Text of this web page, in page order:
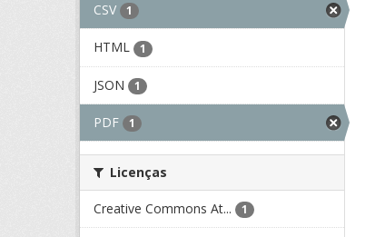
CSV 1
HTML 1
JSON 1
PDF 1
Licenças
Creative Commons At... 1